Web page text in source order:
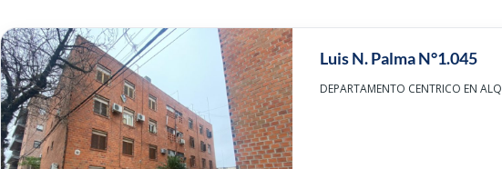
Luis N. Palma N°1.045
DEPARTAMENTO CENTRICO EN